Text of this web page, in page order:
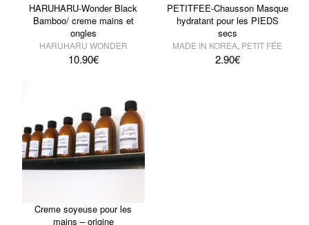
HARUHARU-Wonder Black
Bamboo/ creme mains et
ongles
HARUHARU WONDER
10.90€
PETITFEE-Chausson Masque
hydratant pour les PIEDS
secs
MADE IN KOREA, PETIT FÉE
2.90€
Creme soyeuse pour les
mains – origine